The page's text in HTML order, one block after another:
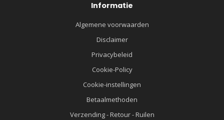
Informatie
Algemene voorwaarden
Disclaimer
Privacybeleid
Cookie-Policy
Cookie-instellingen
Betaalmethoden
Verzending - Retour - Ruilen